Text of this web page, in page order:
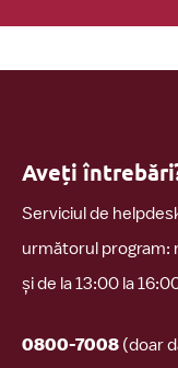
Aveți
Serviciul de
următorul program:
și de la 13:00 la
0800-7008 (doar